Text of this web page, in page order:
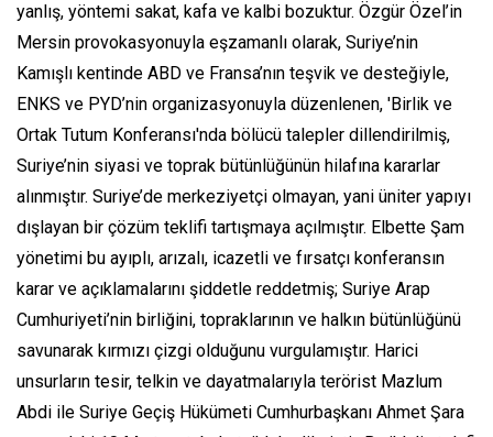
yanlış, yöntemi sakat, kafa ve kalbi bozuktur. Özgür Özel’in
Mersin provokasyonuyla eşzamanlı olarak, Suriye’nin
Kamışlı kentinde ABD ve Fransa’nın teşvik ve desteğiyle,
ENKS ve PYD’nin organizasyonuyla düzenlenen, 'Birlik ve
Ortak Tutum Konferansı'nda bölücü talepler dillendirilmiş,
Suriye’nin siyasi ve toprak bütünlüğünün hilafına kararlar
alınmıştır. Suriye’de merkeziyetçi olmayan, yani üniter yapıyı
dışlayan bir çözüm teklifi tartışmaya açılmıştır. Elbette Şam
yönetimi bu ayıplı, arızalı, icazetli ve fırsatçı konferansın
karar ve açıklamalarını şiddetle reddetmiş; Suriye Arap
Cumhuriyeti’nin birliğini, topraklarının ve halkın bütünlüğünü
savunarak kırmızı çizgi olduğunu vurgulamıştır. Harici
unsurların tesir, telkin ve dayatmalarıyla terörist Mazlum
Abdi ile Suriye Geçiş Hükümeti Cumhurbaşkanı Ahmet Şara